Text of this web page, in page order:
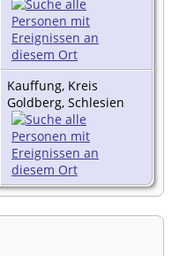
Kauffung, Kreis
Goldberg, Schlesien